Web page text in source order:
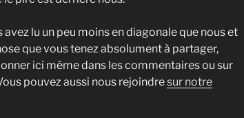
avez lu un peu moins en diagonale que nous et
que vous tenez absolument à partager,
ici même dans les commentaires ou sur
pouvez aussi nous rejoindresur notre